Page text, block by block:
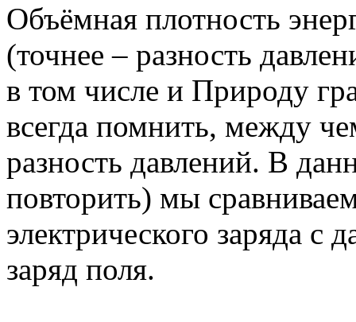
Объёмная плотность
(точнее – разность
в том числе и Природу
всегда помнить, между
разность давлений. В
повторить) мы
электрического заряда
заряд поля.